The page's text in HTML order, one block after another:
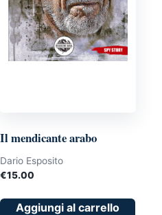
Il mendicante arabo
Dario Esposito
€15.00
Aggiungi al carrello